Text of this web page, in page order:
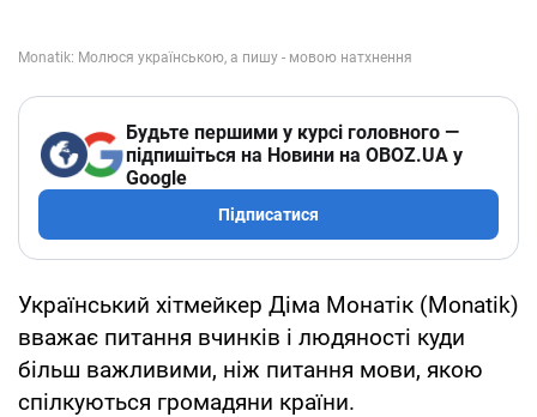
Будьте першими у курсі головного —
підпишіться на Новини на OBOZ.UA у
Google
Підписатися
Український хітмейкер Діма Монатік (Monatik)
вважає питання вчинків і людяності куди
більш важливими, ніж питання мови, якою
спілкуються громадяни країни.